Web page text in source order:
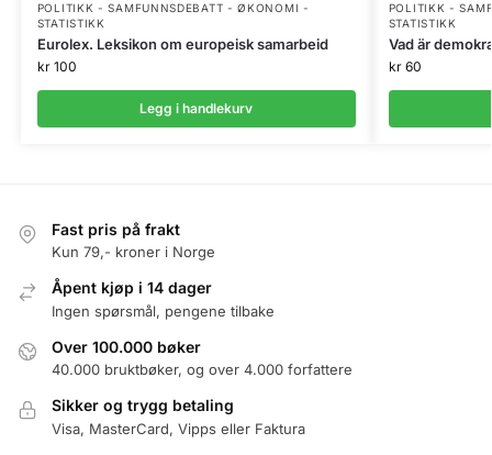
POLITIKK - SAMFUNNSDEBATT - ØKONOMI -
STATISTIKK
Eurolex. Leksikon om europeisk samarbeid
kr100
Legg i handlekurv
POLITIKK -
STATISTIKK
Vad är
kr60
Fast pris på frakt
Kun 79,- kroner i Norge
Åpent kjøp i 14 dager
Ingen spørsmål, pengene tilbake
Over 100.000 bøker
40.000 bruktbøker, og over 4.000 forfattere
Sikker og trygg betaling
Visa, MasterCard, Vipps eller Faktura